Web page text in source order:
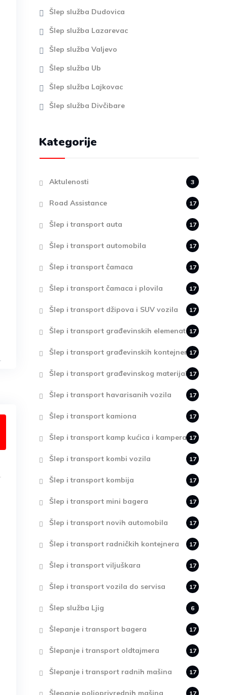
Šlep služba Dudovica
Šlep služba Lazarevac
Šlep služba Valjevo
Šlep služba Ub
Šlep služba Lajkovac
Šlep služba Divčibare
Kategorije
Aktulenosti 3
Road Assistance 17
Šlep i transport auta 17
Šlep i transport automobila 17
Šlep i transport čamaca 17
Šlep i transport čamaca i plovila 17
Šlep i transport džipova i SUV vozila 17
Šlep i transport građevinskih elemenata17
Šlep i transport građevinskih kontejnera17
Šlep i transport građevinskog materijala17
Šlep i transport havarisanih vozila 17
Šlep i transport kamiona 17
Šlep i transport kamp kućica i kampera 17
Šlep i transport kombi vozila 17
Šlep i transport kombija 17
Šlep i transport mini bagera 17
Šlep i transport novih automobila 17
Šlep i transport radničkih kontejnera 17
Šlep i transport viljuškara 17
Šlep i transport vozila do servisa 17
Šlep služba Ljig 6
Šlepanje i transport bagera 17
Šlepanje i transport oldtajmera 17
Šlepanje i transport radnih mašina 17
Šlepanje poljoprivrednih mašina 17